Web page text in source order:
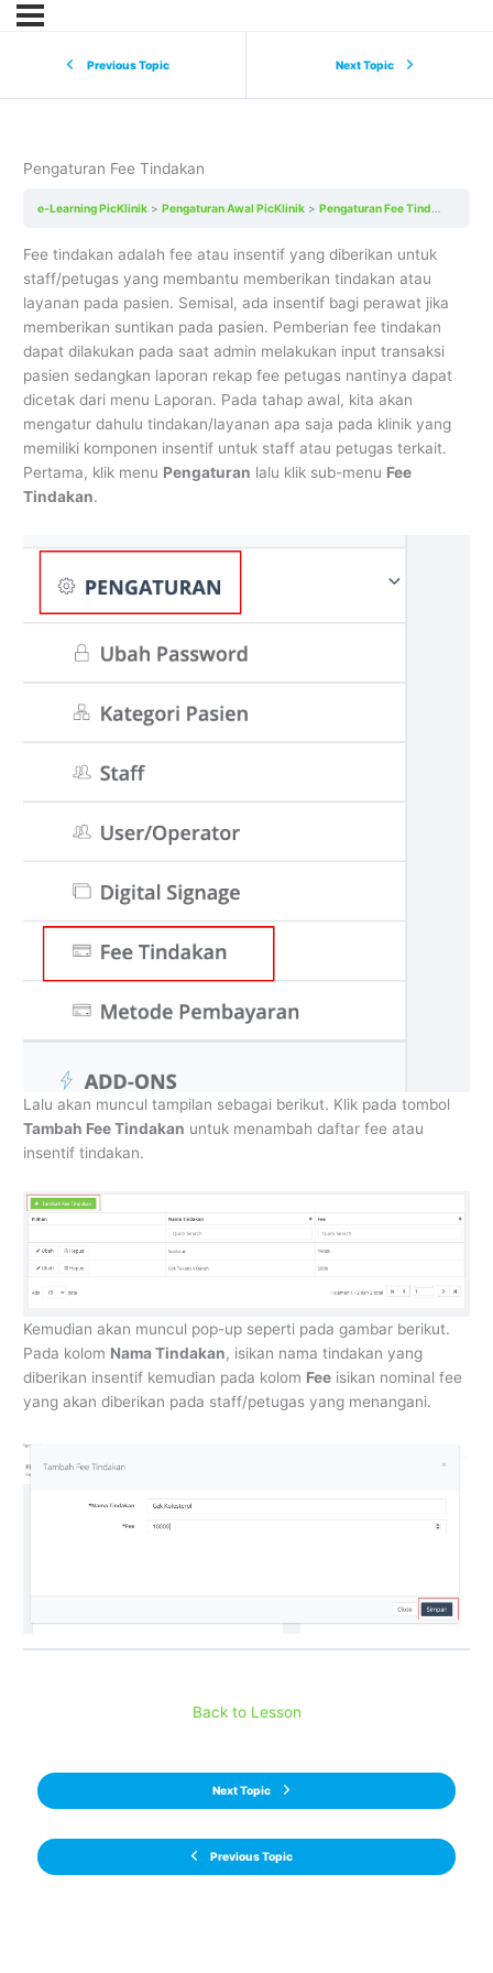
Previous Topic Next Topic
Pengaturan Fee Tindakan
e-Learning PicKlinik Pengaturan Awal PicKlinik Pengaturan Fee Tindakan
Fee tindakan adalah fee atau insentif yang diberikan untuk
staff/petugas yang membantu memberikan tindakan atau
layanan pada pasien. Semisal, ada insentif bagi perawat jika
memberikan suntikan pada pasien. Pemberian fee tindakan
dapat dilakukan pada saat admin melakukan input transaksi
pasien sedangkan laporan rekap fee petugas nantinya dapat
dicetak dari menu Laporan. Pada tahap awal, kita akan
mengatur dahulu tindakan/layanan apa saja pada klinik yang
memiliki komponen insentif untuk staff atau petugas terkait.
Pertama, klik menu Pengaturan lalu klik sub-menu Fee
Tindakan.
Lalu akan muncul tampilan sebagai berikut. Klik pada tombol
Tambah Fee Tindakan untuk menambah daftar fee atau
insentif tindakan.
Kemudian akan muncul pop-up seperti pada gambar berikut.
Pada kolom Nama Tindakan, isikan nama tindakan yang
diberikan insentif kemudian pada kolom Feeisikan nominal fee
yang akan diberikan pada staff/petugas yang menangani.
Previous Topic
Back to Lesson
Next Topic